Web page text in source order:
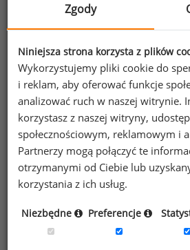
Źródło: opracowanie Sedlak
Zgody
Niniejsza strona korzysta z plików
Wykorzystujemy pliki cookie do
i reklam, aby oferować funkcje
analizować ruch w naszej witrynie.
korzystasz z naszej witryny,
społecznościowym, reklamowym i
Partnerzy mogą połączyć te
otrzymanymi od Ciebie lub
korzystania z ich usług.
Niezbędne Preferencje